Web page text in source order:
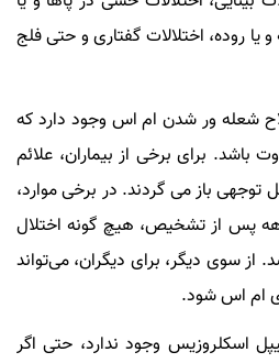
و یا روده، اختلالات گفتاری و حتی فلج
شعله ور شدن ام اس وجود دارد که
باشد. برای برخی از بیماران، علائم
توجهی باز می گردند. در برخی موارد،
پس از تشخیص، هیچ گونه اختلال
از سوی دیگر، برای دیگران، می‌تواند
ام اس شود.
اسکلروزیس وجود ندارد، حتی اگر